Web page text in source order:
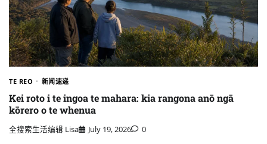
TE REO 新闻速递
Kei roto i te ingoa te mahara: kia rangona anō ngā
kōrero o te whenua
全搜索生活编辑 Lisa July 19, 2026 0